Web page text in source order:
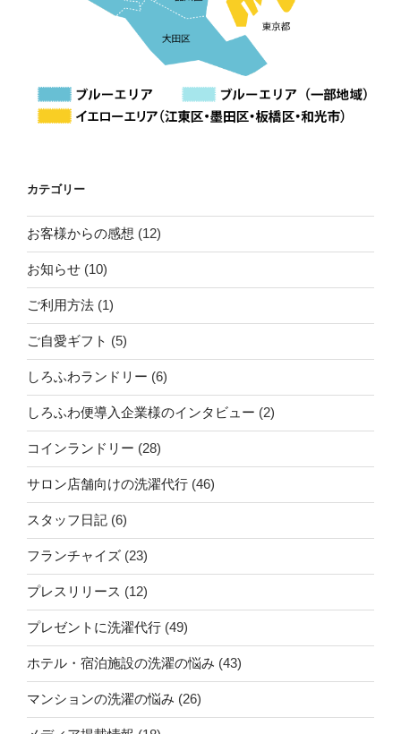
カテゴリー
お客様からの感想 (12)
お知らせ (10)
ご利用方法 (1)
ご自愛ギフト (5)
しろふわランドリー (6)
しろふわ便導入企業様のインタビュー (2)
コインランドリー (28)
サロン店舗向けの洗濯代行 (46)
スタッフ日記 (6)
フランチャイズ (23)
プレスリリース (12)
プレゼントに洗濯代行 (49)
ホテル・宿泊施設の洗濯の悩み (43)
マンションの洗濯の悩み (26)